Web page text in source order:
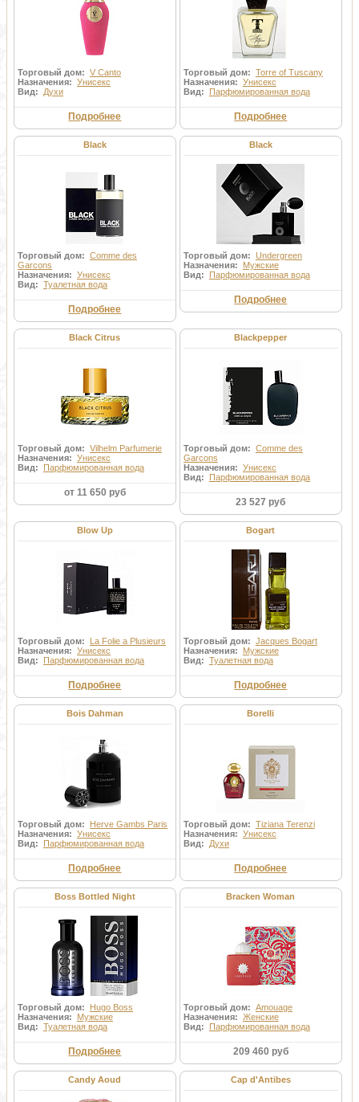
Торговый дом: V Canto
Назначения: Унисекс
Вид: Духи
Подробнее
Торговый дом: Torre of Tuscany
Назначения: Унисекс
Вид: Парфюмированная вода
Подробнее
Black
Торговый дом: Comme des
Garcons
Назначения: Унисекс
Вид: Туалетная вода
Подробнее
Black
Торговый дом: Undergreen
Назначения: Мужские
Вид: Парфюмированная вода
Подробнее
Black Citrus
Торговый дом: Vilhelm Parfumerie
Назначения: Унисекс
Вид: Парфюмированная вода
от 11 650 руб
Blackpepper
Торговый дом: Comme des
Garcons
Назначения: Унисекс
Вид: Парфюмированная вода
23 527 руб
Blow Up
Торговый дом: La Folie a Plusieurs
Назначения: Унисекс
Вид: Парфюмированная вода
Подробнее
Bogart
Торговый дом: Jacques Bogart
Назначения: Мужские
Вид: Туалетная вода
Подробнее
Bois Dahman
Торговый дом: Herve Gambs Paris
Назначения: Унисекс
Вид: Парфюмированная вода
Подробнее
Borelli
Торговый дом: Tiziana Terenzi
Назначения: Унисекс
Вид: Духи
Подробнее
Boss Bottled Night
Торговый дом: Hugo Boss
Назначения: Мужские
Вид: Туалетная вода
Подробнее
Bracken Woman
Торговый дом: Amouage
Назначения: Женские
Вид: Парфюмированная вода
209 460 руб
Candy Aoud Cap d'Antibes